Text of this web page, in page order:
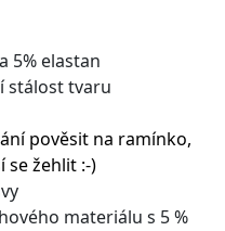
5% elastan
stálost tvaru
pověsit na ramínko,
se žehlit :-)
materiálu s 5 %